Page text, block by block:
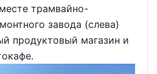
трамвайно-
завода (слева)
продуктовый магазин и